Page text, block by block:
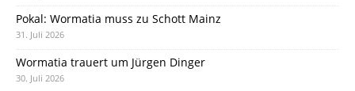
Pokal: Wormatia muss zu Schott Mainz
31. Juli 2026
Wormatia trauert um Jürgen Dinger
30. Juli 2026